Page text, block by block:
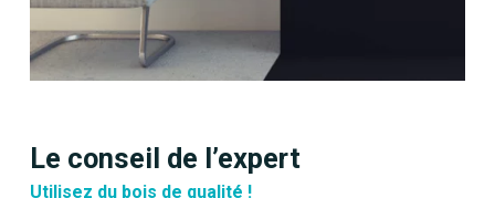
Le conseil de l’expert
Utilisez du bois de qualité !